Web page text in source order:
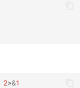
2>&1